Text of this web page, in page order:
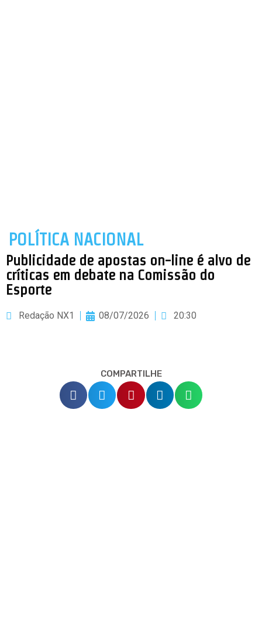
POLÍTICA NACIONAL
Publicidade de apostas on-line é alvo de
críticas em debate na Comissão do
Esporte
Redação NX1 08/07/2026 20:30
COMPARTILHE